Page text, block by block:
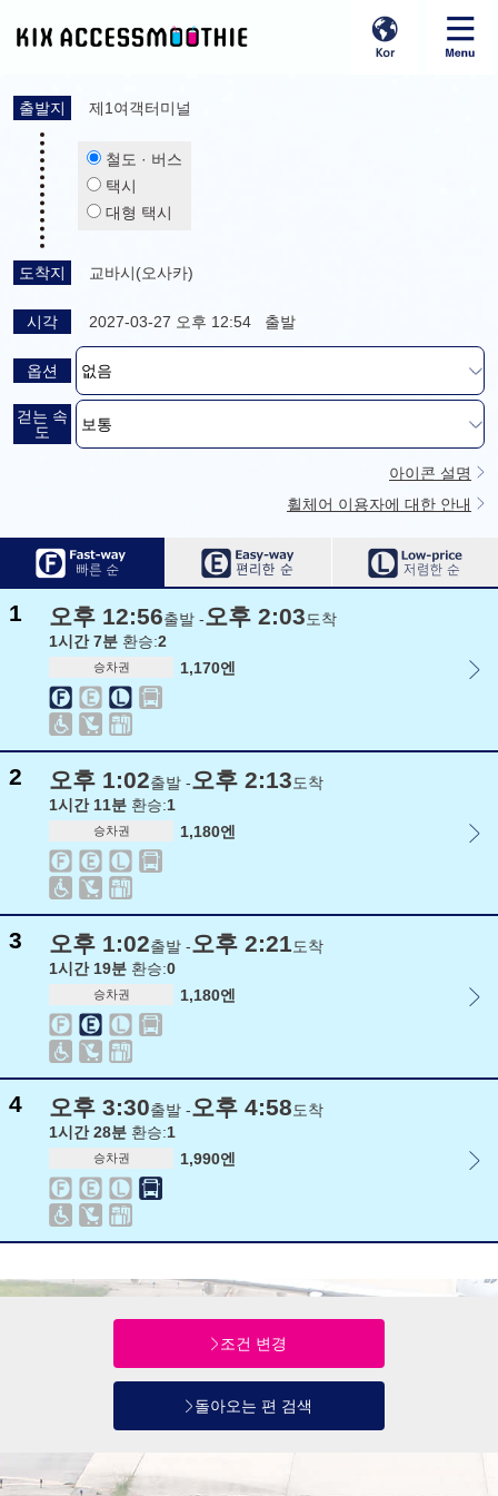
출발지 제1여객터미널
철도 · 버스
택시
대형 택시
도착지 교바시(오사카)
시각 2027-03-27 오후 12:54 출발
옵션
걷는 속
도
아이콘 설명
휠체어 이용자에 대한 안내
1 오후 12:56출발 -오후 2:03도착
1시간 7분 환승:2
승차권 1,170엔
2 오후 1:02출발 -오후 2:13도착
1시간 11분 환승:1
승차권 1,180엔
3 오후 1:02출발 -오후 2:21도착
1시간 19분 환승:0
승차권 1,180엔
4 오후 3:30출발 -오후 4:58도착
1시간 28분 환승:1
승차권 1,990엔
조건 변경
돌아오는 편 검색